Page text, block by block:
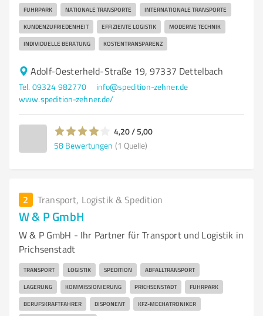
FUHRPARK NATIONALE TRANSPORTE INTERNATIONALE TRANSPORTE
KUNDENZUFRIEDENHEIT EFFIZIENTE LOGISTIK MODERNE TECHNIK
INDIVIDUELLE BERATUNG KOSTENTRANSPARENZ
Adolf-Oesterheld-Straße 19, 97337 Dettelbach
Tel. 09324 982770
info@spedition-zehner.de
www.spedition-zehner.de/
4,20 / 5,00
58 Bewertungen (1 Quelle)
2 Transport, Logistik & Spedition
W & P GmbH
W & P GmbH - Ihr Partner für Transport und Logistik in
Prichsenstadt
TRANSPORT LOGISTIK SPEDITION ABFALLTRANSPORT
LAGERUNG KOMMISSIONIERUNG PRICHSENSTADT FUHRPARK
BERUFSKRAFTFAHRER DISPONENT KFZ-MECHATRONIKER